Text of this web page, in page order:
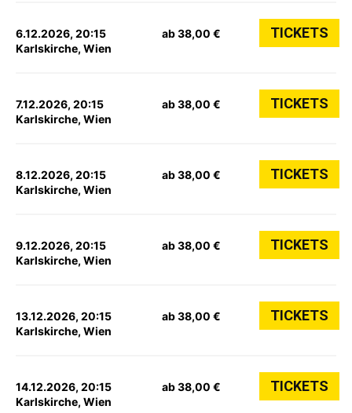
6.12.2026, 20:15
Karlskirche, Wien
ab 38,00 € TICKETS
7.12.2026, 20:15
Karlskirche, Wien
ab 38,00 € TICKETS
8.12.2026, 20:15
Karlskirche, Wien
ab 38,00 € TICKETS
9.12.2026, 20:15
Karlskirche, Wien
ab 38,00 € TICKETS
13.12.2026, 20:15
Karlskirche, Wien
ab 38,00 € TICKETS
14.12.2026, 20:15
Karlskirche, Wien
ab 38,00 € TICKETS